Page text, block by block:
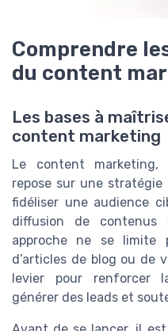
Comprendre
du content
Les bases à
content marketing
Le content
repose sur une
fidéliser une audience
diffusion de
approche ne se limite
d’articles de blog ou de
levier pour renforcer
générer des leads et